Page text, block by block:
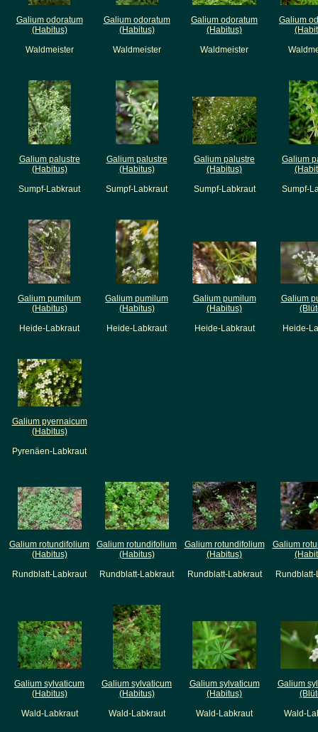
Galium odoratum
(Habitus)
Waldmeister
Galium odoratum
(Habitus)
Waldmeister
Galium odoratum
(Habitus)
Waldmeister
Galium
Galium palustre
(Habitus)
Sumpf-Labkraut
Galium palustre
(Habitus)
Sumpf-Labkraut
Galium palustre
(Habitus)
Sumpf-Labkraut
Galium
Sumpf-
Galium pumilum
(Habitus)
Heide-Labkraut
Galium pumilum
(Habitus)
Heide-Labkraut
Galium pumilum
(Habitus)
Heide-Labkraut
Galium
Heide-
Galium pyernaicum
(Habitus)
Pyrenäen-Labkraut
Galium rotundifolium
(Habitus)
Rundblatt-Labkraut
Galium rotundifolium
(Habitus)
Rundblatt-Labkraut
Galium rotundifolium
(Habitus)
Rundblatt-Labkraut
Galium
Galium sylvaticum
(Habitus)
Wald-Labkraut
Galium sylvaticum
(Habitus)
Wald-Labkraut
Galium sylvaticum
(Habitus)
Wald-Labkraut
Galium
Wald-